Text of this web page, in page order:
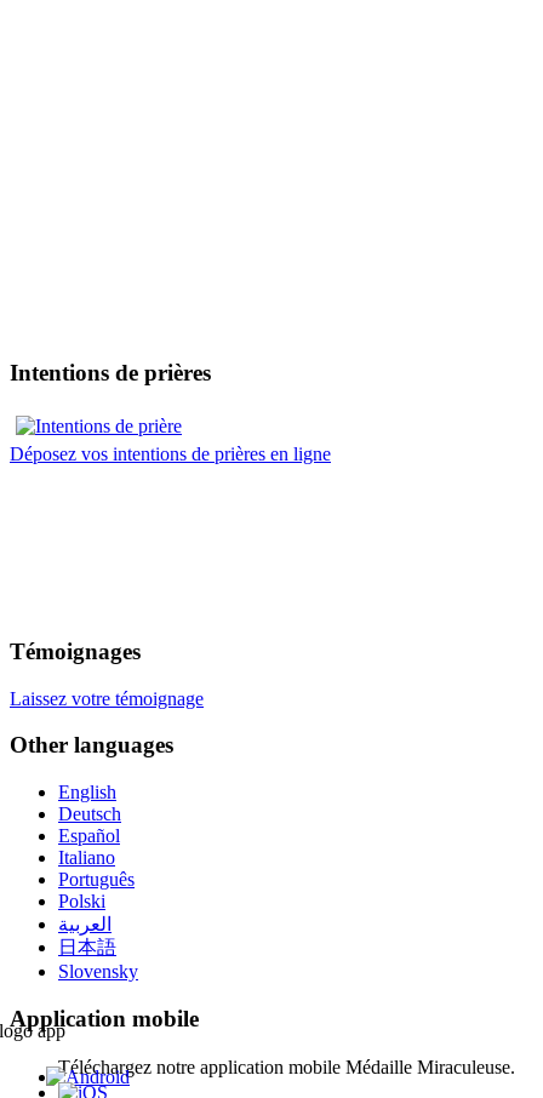
Intentions de prières
Déposez vos intentions de prières en ligne
Témoignages
Laissez votre témoignage
Other languages
English
Deutsch
Español
Italiano
Português
Polski
العربية
日本語
Slovensky
Application mobile
Téléchargez notre application mobile Médaille Miraculeuse.